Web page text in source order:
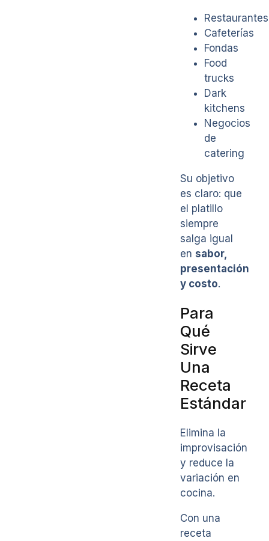
Restaurantes
Cafeterías
Fondas
Food
trucks
Dark
kitchens
Negocios
de
catering
Su objetivo
es claro: que
el platillo
siempre
salga igual
en sabor,
presentación
y costo.
Para
Qué
Sirve
Una
Receta
Estándar
Elimina la
improvisación
y reduce la
variación en
cocina.
Con una
receta